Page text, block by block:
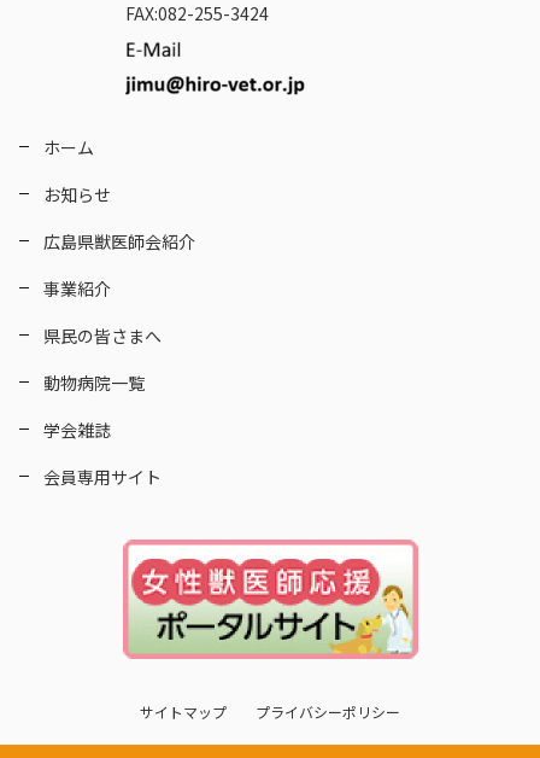
FAX:082-255-3424
ホーム
お知らせ
広島県獣医師会紹介
事業紹介
県民の皆さまへ
動物病院一覧
学会雑誌
会員専用サイト
サイトマップ プライバシーポリシー